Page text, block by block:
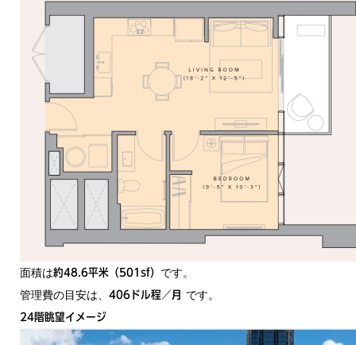
面積は約48.6平米（501sf） です。
管理費の目安は、 406ドル程／月 です。
24階眺望イメージ